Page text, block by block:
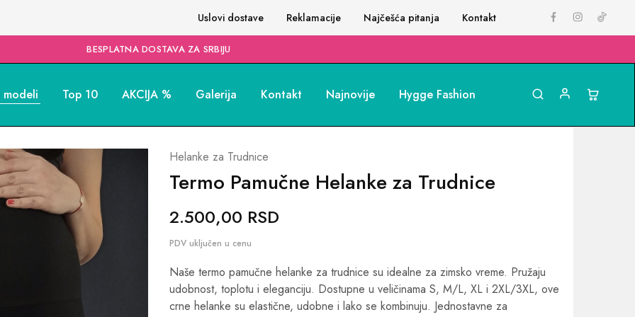
Uslovi dostave Reklamacije Najčešća pitanja Kontakt
BESPLATNA DOSTAVA ZA SRBIJU
modeli Top 10 AKCIJA % Galerija Kontakt Najnovije Hygge Fashion
Helanke za Trudnice
Termo Pamučne Helanke za Trudnice
2.500,00 RSD
Naše termo pamučne helanke za trudnice su idealne za zimsko vreme. Pružaju
udobnost, toplotu i eleganciju. Dostupne u veličinama S, M/L, XL i 2XL/3XL, ove
crne helanke su elastične, udobne i lako se kombinuju. Jednostavne za